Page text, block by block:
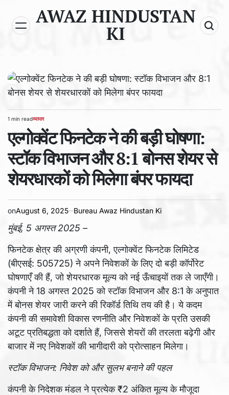
content
AWAZ HINDUSTAN
KI
Estimated
time
1 min readPOSTED
व्यापार
एल्गोक्वेंट फिनटेक ने की बड़ी घोषणा:
स्टॉक विभाजन और 8:1 बोनस शेयर से
शेयरधारकों को मिलेगा बंपर फायदा
onAugust 6, 2025 Bureau Awaz Hindustan Ki
मुंबई, 5 अगस्त 2025 –
फिनटेक क्षेत्र की अग्रणी कंपनी, एल्गोक्वेंट फिनटेक लिमिटेड
(बीएसई: 505725) ने अपने निवेशकों के लिए दो बड़ी कॉर्पोरेट
घोषणाएँ की हैं, जो शेयरधारक मूल्य को नई ऊँचाइयों तक ले जाएँगी।
कंपनी ने 18 अगस्त 2025 को स्टॉक विभाजन और 8:1 के अनुपात
में बोनस शेयर जारी करने की रिकॉर्ड तिथि तय की है। ये कदम
कंपनी की समावेशी विकास रणनीति और निवेशकों के प्रति उसकी
अटूट प्रतिबद्धता को दर्शाते हैं, जिससे शेयरों की तरलता बढ़ेगी और
बाजार में नए निवेशकों की भागीदारी को प्रोत्साहन मिलेगा।
स्टॉक विभाजन: निवेश को और सुलभ बनाने की पहल
कंपनी के निदेशक मंडल ने प्रत्येक ₹2 अंकित मूल्य के मौजूदा